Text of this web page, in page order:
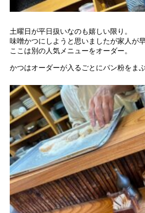
土曜日が平日扱いなのも嬉しい限り。
味噌かつにしようと思いましたが家人が
ここは別の人気メニューをオーダー。
かつはオーダーが入るごとにパン粉をまぶ